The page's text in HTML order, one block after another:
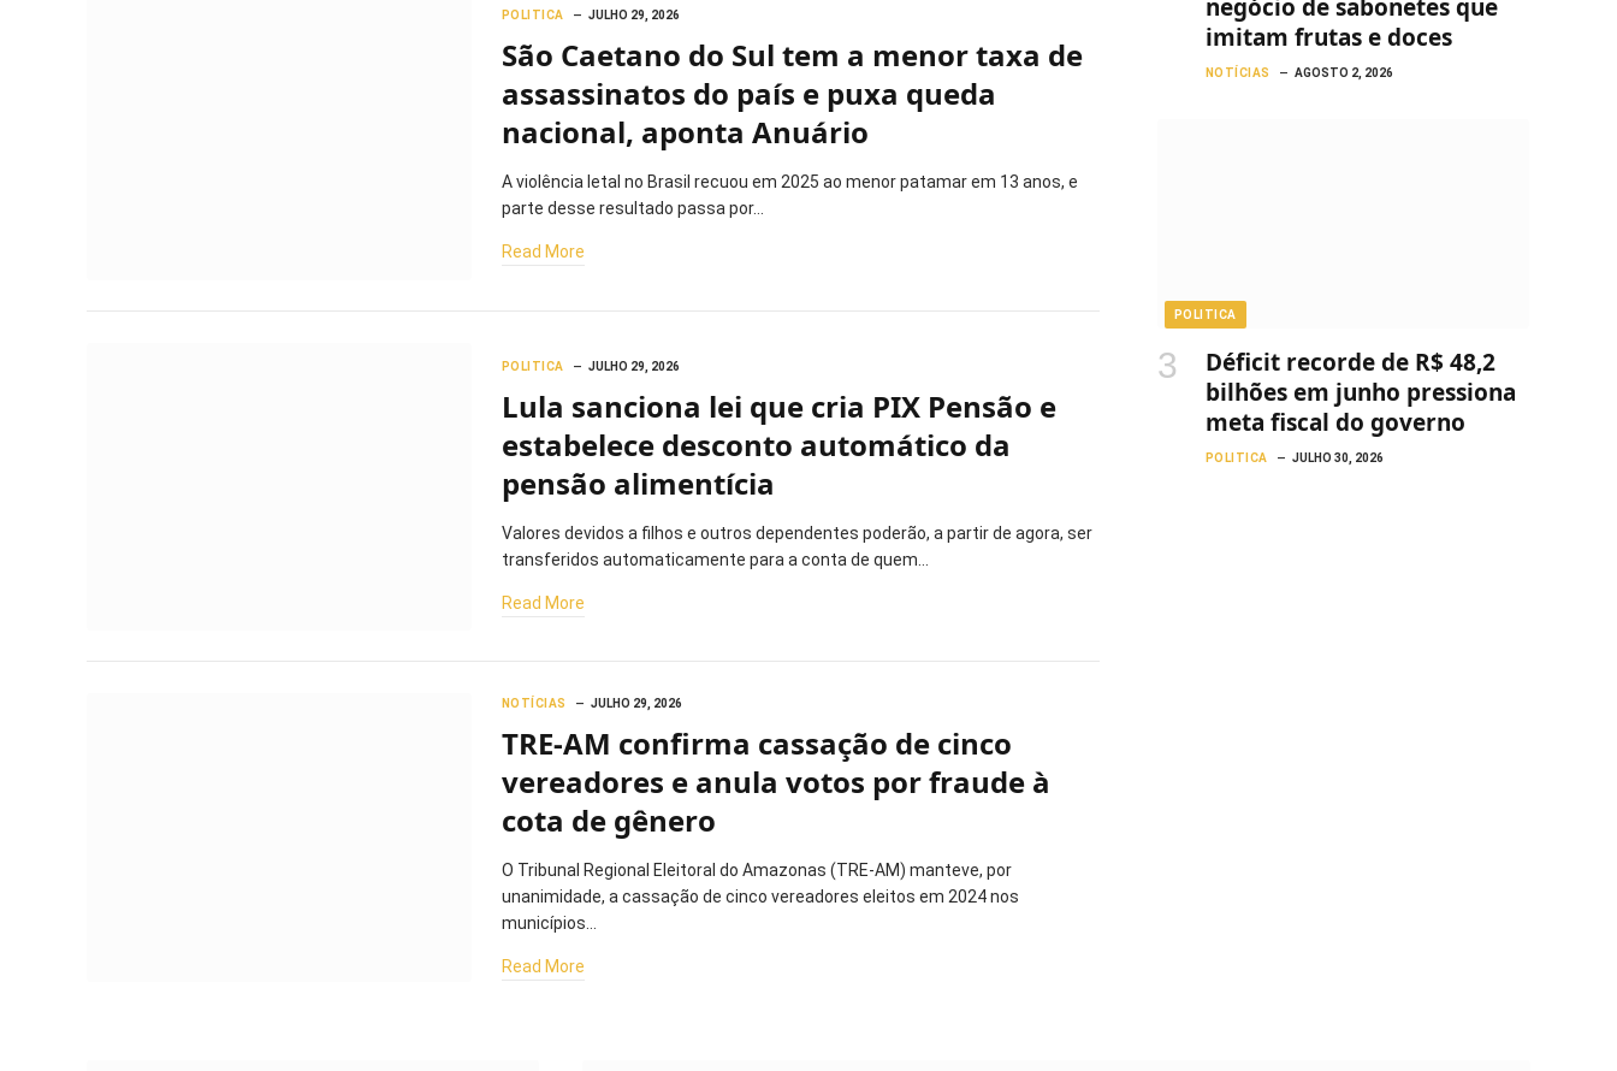
POLITICA JULHO 29, 2026
São Caetano do Sul tem a menor taxa de
assassinatos do país e puxa queda
nacional, aponta Anuário
A violência letal no Brasil recuou em 2025 ao menor patamar em 13 anos, e
parte desse resultado passa por…
Read More
POLITICA JULHO 29, 2026
Lula sanciona lei que cria PIX Pensão e
estabelece desconto automático da
pensão alimentícia
Valores devidos a filhos e outros dependentes poderão, a partir de agora, ser
transferidos automaticamente para a conta de quem…
Read More
NOTÍCIAS JULHO 29, 2026
TRE-AM confirma cassação de cinco
vereadores e anula votos por fraude à
cota de gênero
O Tribunal Regional Eleitoral do Amazonas (TRE-AM) manteve, por
unanimidade, a cassação de cinco vereadores eleitos em 2024 nos
municípios…
Read More
negócio de sabonetes que
imitam frutas e doces
NOTÍCIAS AGOSTO 2, 2026
POLITICA
Déficit recorde de R$ 48,2
bilhões em junho pressiona
meta fiscal do governo
POLITICA JULHO 30, 2026